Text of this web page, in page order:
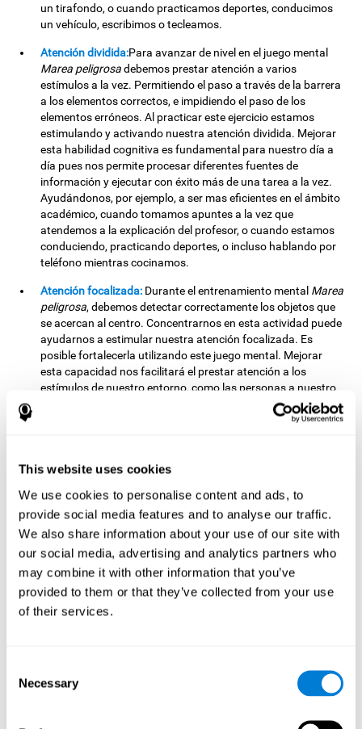
This website uses cookies
We use cookies to personalise content and ads, to
provide social media features and to analyse our traffic.
We also share information about your use of our site with
our social media, advertising and analytics partners who
may combine it with other information that you’ve
provided to them or that they’ve collected from your use
of their services.
Selection
Necessary
un tirafondo, o cuando practicamos deportes, conducimos
un vehículo, escribimos o tecleamos.
Atención dividida:Para avanzar de nivel en el juego mental
Marea peligrosadebemos prestar atención a varios
estímulos a la vez. Permitiendo el paso a través de la barrera
a los elementos correctos, e impidiendo el paso de los
elementos erróneos. Al practicar este ejercicio estamos
estimulando y activando nuestra atención dividida. Mejorar
esta habilidad cognitiva es fundamental para nuestro día a
día pues nos permite procesar diferentes fuentes de
información y ejecutar con éxito más de una tarea a la vez.
Ayudándonos, por ejemplo, a ser mas eficientes en el ámbito
académico, cuando tomamos apuntes a la vez que
atendemos a la explicación del profesor, o cuando estamos
conduciendo, practicando deportes, o incluso hablando por
teléfono mientras cocinamos.
Atención focalizada: Durante el entrenamiento mental Marea
peligrosa, debemos detectar correctamente los objetos que
se acercan al centro. Concentrarnos en esta actividad puede
ayudarnos a estimular nuestra atención focalizada. Es
posible fortalecerla utilizando este juego mental. Mejorar
esta capacidad nos facilitará el prestar atención a los
estímulos de nuestro entorno, como las personas a nuestro
alrededor o las actividades en las que estemos envueltos.
relevantes son:
Percepción visual:Para avanzar de nivel en este juego mental
tendremos que identificar correctamente cada objeto que
aparece en pantalla y procesar rápidamente toda la
información de la que disponemos para saber si su lugar
pertenece a un lado u otro de barrera. Al practicar este
ejercicio estamos fortaleciendo y estimulando nuestra
capacidad de percepción visual. Un buen funcionamiento de
alrededor. Utilizamos esta habilidad continuamente para
practicar cualquier deporte, conducir, desplazarnos, cocinar,